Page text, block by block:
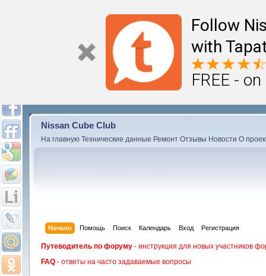
Follow
with
FREE -
Nissan Cube Club
На главную Технические данные Ремонт Отзывы Новости О
Начало Помощь Поиск Календарь Вход Регистрация
Путеводитель по форуму - инструкция для новых участников
FAQ - ответы на часто задаваемые вопросы